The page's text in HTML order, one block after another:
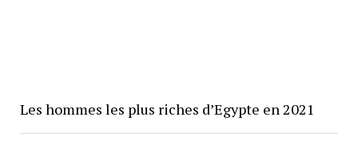
Les hommes les plus riches d’Egypte en 2021